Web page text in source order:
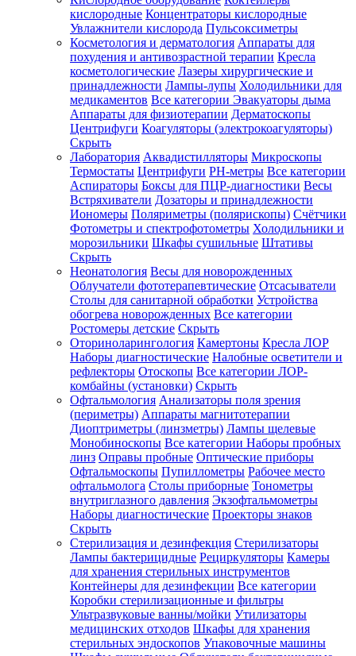
Зарегистрироваться
Зачем
регистрироваться?
Все
покупки
одном
месте
Личный
менеджер
Отслеживание
статуса
заказа
кислородные Концентраторы кислородные
Увлажнители кислорода Пульсоксиметры
Косметология и дерматология Аппараты для
похудения и антивозрастной терапии Кресла
косметологические Лазеры хирургические и
принадлежности Лампы-лупы Холодильники для
медикаментов Все категории Эвакуаторы дыма
Аппараты для физиотерапии Дерматоскопы
Центрифуги Коагуляторы (электрокоагуляторы)
Скрыть
Лаборатория Аквадистилляторы Микроскопы
Термостаты Центрифуги PH-метры Все категории
Аспираторы Боксы для ПЦР-диагностики Весы
Встряхиватели Дозаторы и принадлежности
Иономеры Поляриметры (полярископы) Счётчики
Фотометры и спектрофотометры Холодильники и
морозильники Шкафы сушильные Штативы
Скрыть
Неонатология Весы для новорожденных
Облучатели фототерапевтические Отсасыватели
Столы для санитарной обработки Устройства
обогрева новорожденных Все категории
Ростомеры детские Скрыть
Оториноларингология Камертоны Кресла ЛОР
Наборы диагностические Налобные осветители и
рефлекторы Отоскопы Все категории ЛОР-
комбайны (установки) Скрыть
Офтальмология Анализаторы поля зрения
(периметры) Аппараты магнитотерапии
Диоптриметры (линзметры) Лампы щелевые
Монобиноскопы Все категории Наборы пробных
линз Оправы пробные Оптические приборы
Офтальмоскопы Пупиллометры Рабочее место
офтальмолога Столы приборные Тонометры
внутриглазного давления Экзофтальмометры
Наборы диагностические Проекторы знаков
Скрыть
Стерилизация и дезинфекция Стерилизаторы
Лампы бактерицидные Рециркуляторы Камеры
для хранения стерильных инструментов
Контейнеры для дезинфекции Все категории
Коробки стерилизационные и фильтры
Ультразвуковые ванны/мойки Утилизаторы
медицинских отходов Шкафы для хранения
стерильных эндоскопов Упаковочные машины